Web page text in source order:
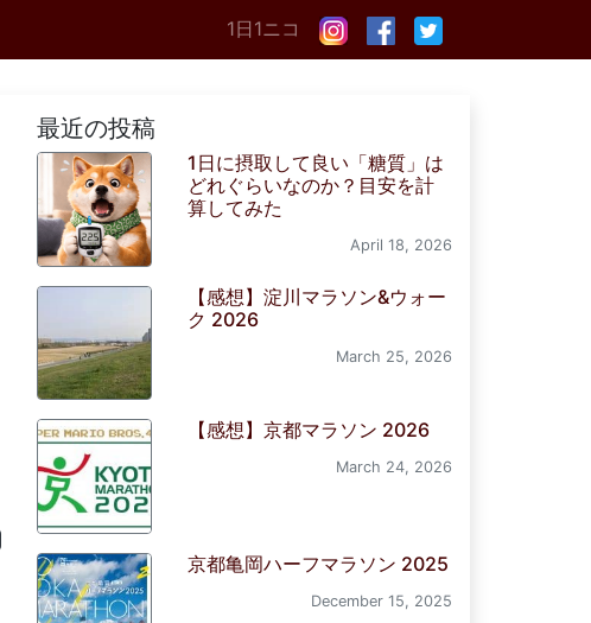
1日1ニコ
最近の投稿
1日に摂取して良い「糖質」は
どれぐらいなのか？目安を計
算してみた
April 18, 2026
【感想】淀川マラソン&ウォー
ク 2026
March 25, 2026
【感想】京都マラソン 2026
March 24, 2026
京都亀岡ハーフマラソン 2025
December 15, 2025